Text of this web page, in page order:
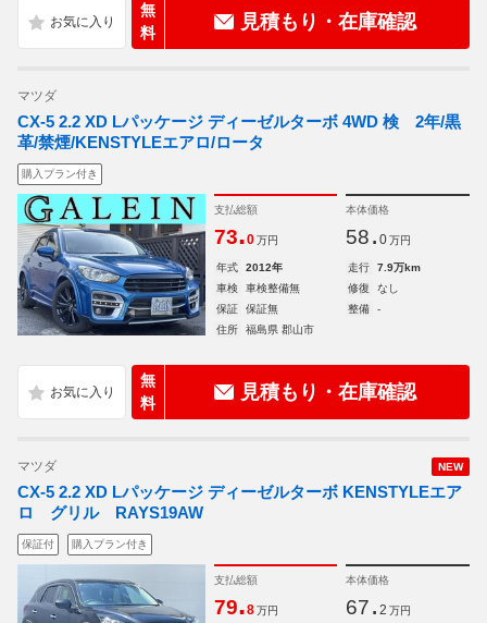
無
料
見積もり・在庫確認
マツダ
CX-5 2.2 XD Lパッケージ ディーゼルターボ 4WD 検 2年/黒
革/禁煙/KENSTYLEエアロ/ロータ
購入プラン付き
支払総額
73.0 万円
本体価格
58. 0 万円
年式 2012年 走行
7.9万km
車検
車検整備無 修復
なし
保証
保証無 整備
-
住所
福島県 郡山市
無
料
見積もり・在庫確認
NEW
マツダ
CX-5 2.2 XD Lパッケージ ディーゼルターボ KENSTYLEエア
ロ グリル RAYS19AW
保証付 購入プラン付き
支払総額
79.8 万円
本体価格
67. 2 万円